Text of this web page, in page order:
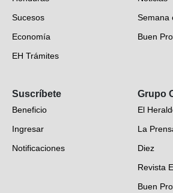
Sucesos
Economía
EH Trámites
EH Verifica
Fotogalerías
Deportes
Videos
Semana
Buen
Suscríbete
Beneficio
Ingresar
Notificaciones
Grupo
El
La
Diez
Revista
Buen